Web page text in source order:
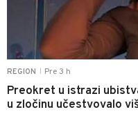
REGION Pre 3 h
Preokret u istrazi
u zločinu učestvovalo